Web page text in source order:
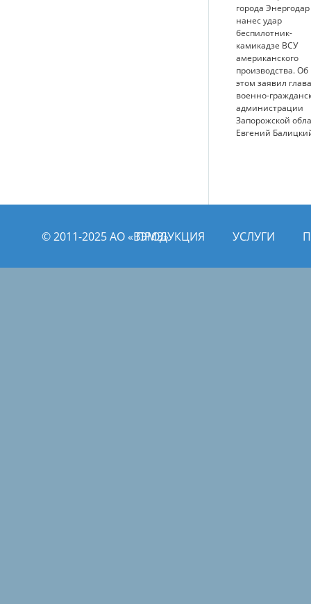
города Энергодар
нанес удар
беспилотник-
камикадзе ВСУ
американского
производства. Об
этом заявил глава
военно-
администрации
Запорожской
Евгений
© 2011­­-2025 АО «ВЭМЗ»ПРОДУКЦИЯ УСЛУГИ